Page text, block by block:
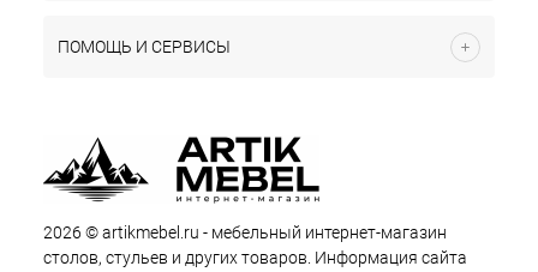
ПОМОЩЬ И СЕРВИСЫ
2026 © artikmebel.ru - мебельный интернет-магазин
столов, стульев и других товаров. Информация сайта